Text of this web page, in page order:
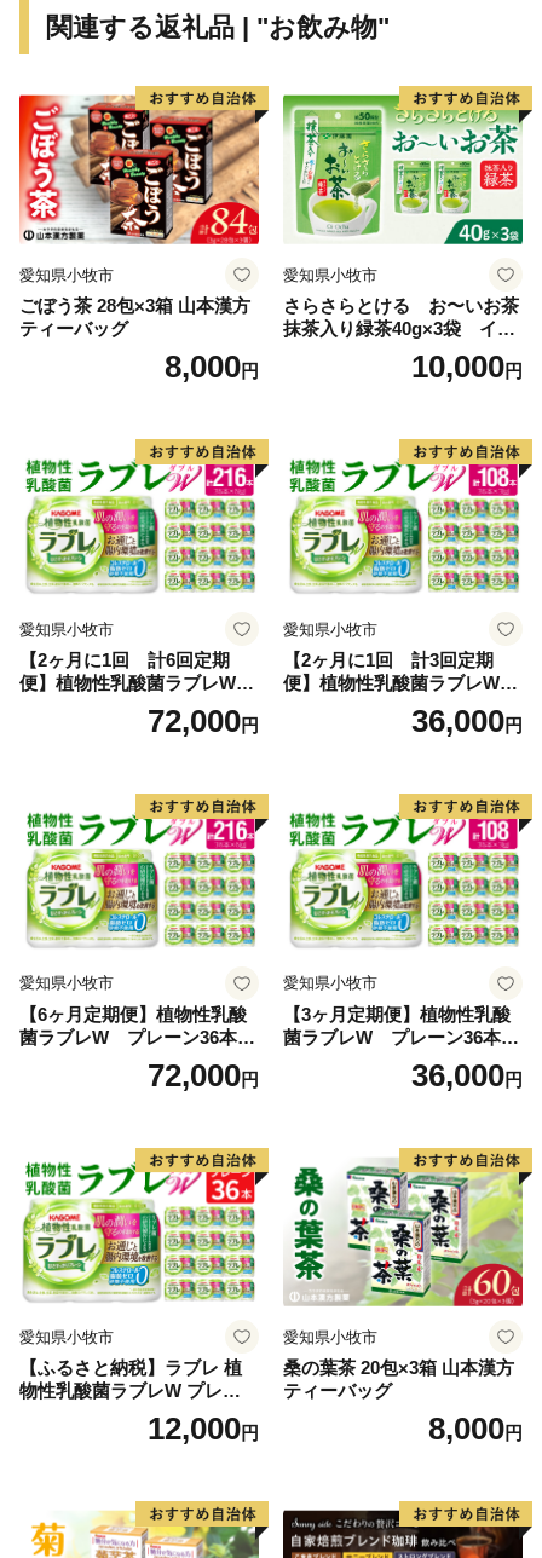
関連する返礼品 | "お飲み物"
愛知県小牧市
ごぼう茶 28包×3箱 山本漢方
ティーバッグ
8,000円
愛知県小牧市
さらさらとける お〜いお茶
抹茶入り緑茶40g×3袋 イン
スタント緑茶 粉末緑茶 粉
末茶 おーいお茶 粉末緑茶
10,000円
愛知県小牧市
【2ヶ月に1回 計6回定期
便】植物性乳酸菌ラブレW
プレーン36本（計216本）
72,000円
愛知県小牧市
【2ヶ月に1回 計3回定期
便】植物性乳酸菌ラブレW
プレーン36本（計108本）
36,000円
愛知県小牧市
【6ヶ月定期便】植物性乳酸
菌ラブレW プレーン36本
72,000円
愛知県小牧市
【3ヶ月定期便】植物性乳酸
菌ラブレW プレーン36本
36,000円
愛知県小牧市
【ふるさと納税】ラブレ 植
物性乳酸菌ラブレW プレーン
36本 80ml 甘さすっきり 砂糖
不使用 コレステロール 脂肪
KB290 乳酸菌飲料 飲料 カゴ
メ 習慣 送料無料
12,000円
愛知県小牧市
桑の葉茶 20包×3箱 山本漢方
ティーバッグ
8,000円